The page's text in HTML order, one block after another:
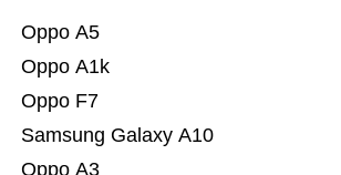
Oppo A3
Samsung Galaxy A10
Oppo F7
Oppo A1k
Oppo A5